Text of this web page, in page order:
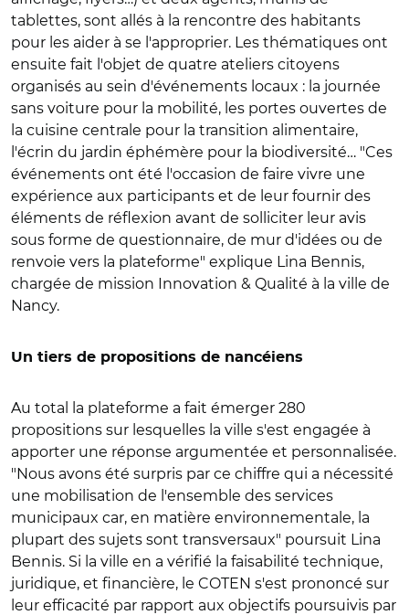
tablettes, sont allés à la rencontre des habitants
pour les aider à se l'approprier. Les thématiques ont
ensuite fait l'objet de quatre ateliers citoyens
organisés au sein d'événements locaux : la journée
sans voiture pour la mobilité, les portes ouvertes de
la cuisine centrale pour la transition alimentaire,
l'écrin du jardin éphémère pour la biodiversité… "Ces
événements ont été l'occasion de faire vivre une
expérience aux participants et de leur fournir des
éléments de réflexion avant de solliciter leur avis
sous forme de questionnaire, de mur d'idées ou de
renvoie vers la plateforme" explique Lina Bennis,
chargée de mission Innovation & Qualité à la ville de
Nancy.
Un tiers de propositions de nancéiens
Au total la plateforme a fait émerger 280
propositions sur lesquelles la ville s'est engagée à
apporter une réponse argumentée et personnalisée.
"Nous avons été surpris par ce chiffre qui a nécessité
une mobilisation de l'ensemble des services
municipaux car, en matière environnementale, la
plupart des sujets sont transversaux" poursuit Lina
Bennis. Si la ville en a vérifié la faisabilité technique,
juridique, et financière, le COTEN s'est prononcé sur
leur efficacité par rapport aux objectifs poursuivis par